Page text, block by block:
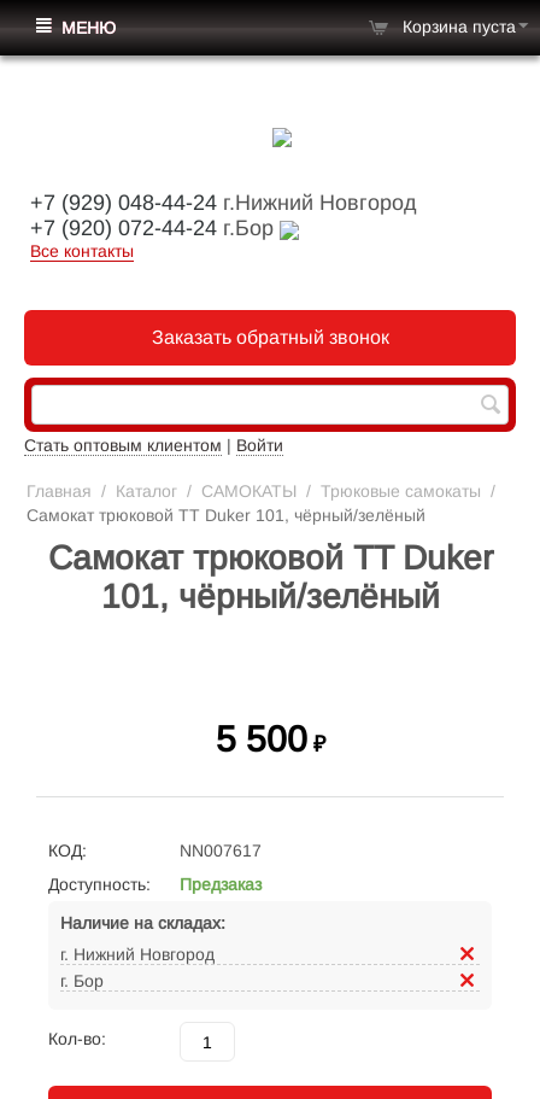
+7 (929) 048-44-24 г.Нижний Новгород
+7 (920) 072-44-24 г.Бор
Все контакты
Заказать обратный звонок
Стать оптовым клиентом | Войти
МЕНЮ Корзина пуста
Главная / Каталог / САМОКАТЫ / Трюковые самокаты /
Самокат трюковой TT Duker 101, чёрный/зелёный
Самокат трюковой TT Duker
101, чёрный/зелёный
5 500 ₽
КОД:
NN007617
Доступность:
Предзаказ
Наличие на складах:
г. Нижний Новгород
г. Бор
Кол-во: